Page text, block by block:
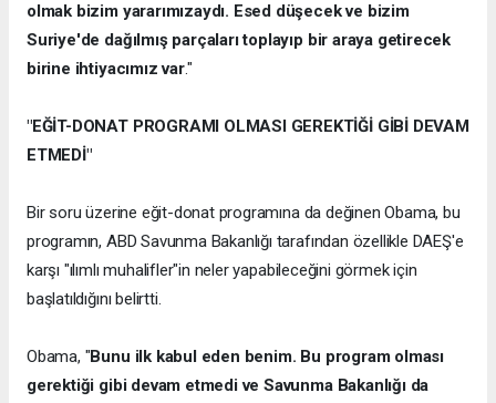
olmak bizim yararımızaydı. Esed düşecek ve bizim
Suriye'de dağılmış parçaları toplayıp bir araya getirecek
birine ihtiyacımız var."
"EĞİT-DONAT PROGRAMI OLMASI GEREKTİĞİ GİBİ DEVAM
ETMEDİ"
Bir soru üzerine eğit-donat programına da değinen Obama, bu
programın, ABD Savunma Bakanlığı tarafından özellikle DAEŞ'e
karşı "ılımlı muhalifler"in neler yapabileceğini görmek için
başlatıldığını belirtti.
Obama, "Bunu ilk kabul eden benim. Bu program olması
gerektiği gibi devam etmedi ve Savunma Bakanlığı da